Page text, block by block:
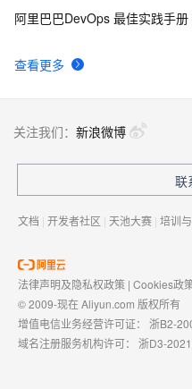
查看更多
阿里巴巴DevOps 最佳实践手册
关注我们： 新浪微博
联
文档 | 开发者社区 | 天池大赛 | 培训
法律声明及隐私权政策 | Cookies政
© 2009-现在 Aliyun.com 版权所有
增值电信业务经营许可证： 浙B2-
域名注册服务机构许可： 浙D3-